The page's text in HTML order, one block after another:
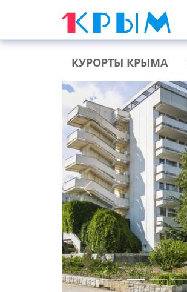
КУРОРТЫ КРЫМА
Previous